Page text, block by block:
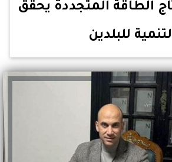
الطاقة المتجددة يحقق
للبلدين